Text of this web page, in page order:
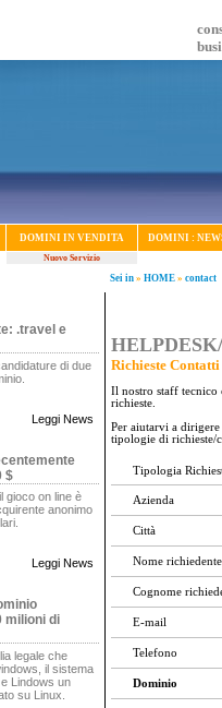
DOMINI IN VENDITA DOMINI :
Nuovo Servizio
Sei in » HOME » contact
.travel e
di due
Leggi News
$
gioco on line è
anonimo
Leggi News
milioni di
legale che
il sistema
Lindows un
su Linux.
Richieste Contatti
Il nostro staff tecnico
richieste.
Per aiutarvi a
tipologie di richieste/
Tipologia
Azienda
Città
Nome richiedente
Cognome
E-mail
Telefono
Dominio